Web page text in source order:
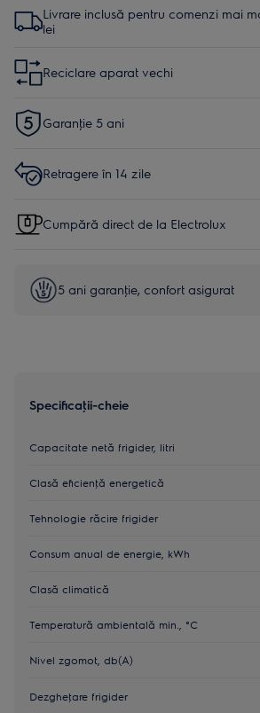
Livrare inclusă pentru comenzi mai
lei
Reciclare aparat vechi
Garanţie 5 ani
Retragere în 14 zile
Cumpără direct de la Electrolux
5 ani garanţie, confort asigurat
Specificaţii-cheie
Capacitate netă frigider, litri
Clasă eficienţă energetică
Tehnologie răcire frigider
Consum anual de energie, kWh
Clasă climatică
Temperatură ambientală min., °C
Nivel zgomot, db(A)
Dezgheţare frigider